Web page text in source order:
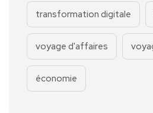
transformation digitale
voyage d'affaires
économie